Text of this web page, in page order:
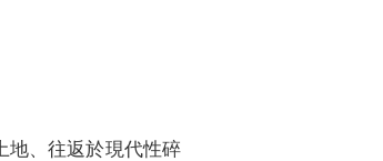
地、往返於現代性碎